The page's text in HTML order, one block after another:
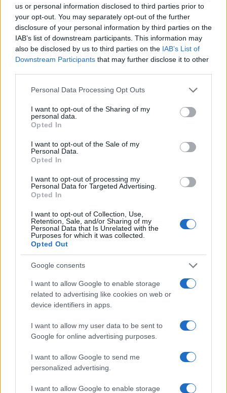
us or personal information disclosed to third parties prior to
your opt-out. You may separately opt-out of the further
disclosure of your personal information by third parties on the
IAB’s list of downstream participants. This information may
also be disclosed by us to third parties on the IAB’s List of
Downstream Participants that may further disclose it to other
Please note that this website/app uses one or more Google
not limited to your visit or usage behaviour. You may click to
grant or deny consent to Google and its third-party tags to
use your data for below specified purposes in below Google
consent section.
Personal Data Processing Opt Outs
I want to opt-out of the Sharing of my
personal data.
Opted In
I want to opt-out of the Sale of my
Personal Data.
Opted In
I want to opt-out of processing my
Personal Data for Targeted Advertising.
Opted In
I want to opt-out of Collection, Use,
Retention, Sale, and/or Sharing of my
Personal Data that Is Unrelated with the
Purposes for which it was collected.
Opted Out
Google consents
I want to allow Google to enable storage
related to advertising like cookies on web or
device identifiers in apps.
I want to allow my user data to be sent to
Google for online advertising purposes.
I want to allow Google to send me
personalized advertising.
I want to allow Google to enable storage
Sigue leyendo
SALUD Y ALIMENTACIÓN
Explorando las similitudes y diferencias entre la
gastronomía peruana y ecuatoriana
SALUD Y ALIMENTACIÓN